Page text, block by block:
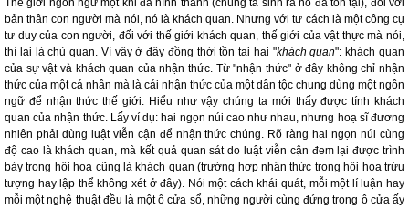
Thế giới ngôn ngữ một khi đã hình thành (chúng ta sinh ra nó đã tồn tại), đối với
bản thân con người mà nói, nó là khách quan. Nhưng với tư cách là một công cụ
tư duy của con người, đối với thế giới khách quan, thế giới của vật thực mà nói,
thì lại là chủ quan. Vì vậy ở đây đồng thời tồn tại hai "khách quan": khách quan
của sự vật và khách quan của nhận thức. Từ "nhận thức" ở đây không chỉ nhận
thức của một cá nhân mà là cái nhận thức của một dân tộc chung dùng một ngôn
ngữ để nhận thức thế giới. Hiểu như vậy chúng ta mới thấy được tính khách
quan của nhận thức. Lấy ví dụ: hai ngọn núi cao như nhau, nhưng hoạ sĩ đương
nhiên phải dùng luật viễn cận để nhận thức chúng. Rõ ràng hai ngọn núi cùng
độ cao là khách quan, mà kết quả quan sát do luật viễn cận đem lại được trình
bày trong hội hoạ cũng là khách quan (trường hợp nhận thức trong hội hoạ trừu
tượng hay lập thể không xét ở đây). Nói một cách khái quát, mỗi một lí luận hay
mỗi một nghệ thuật đều là một ô cửa sổ, những người cùng đứng trong ô cửa ấy